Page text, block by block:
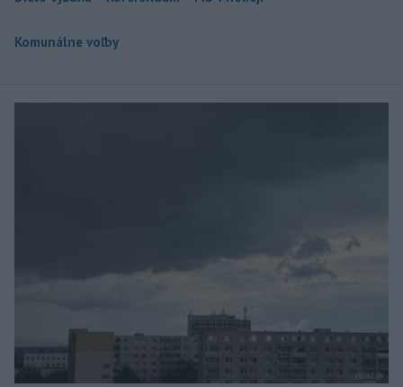
Komunálne voľby